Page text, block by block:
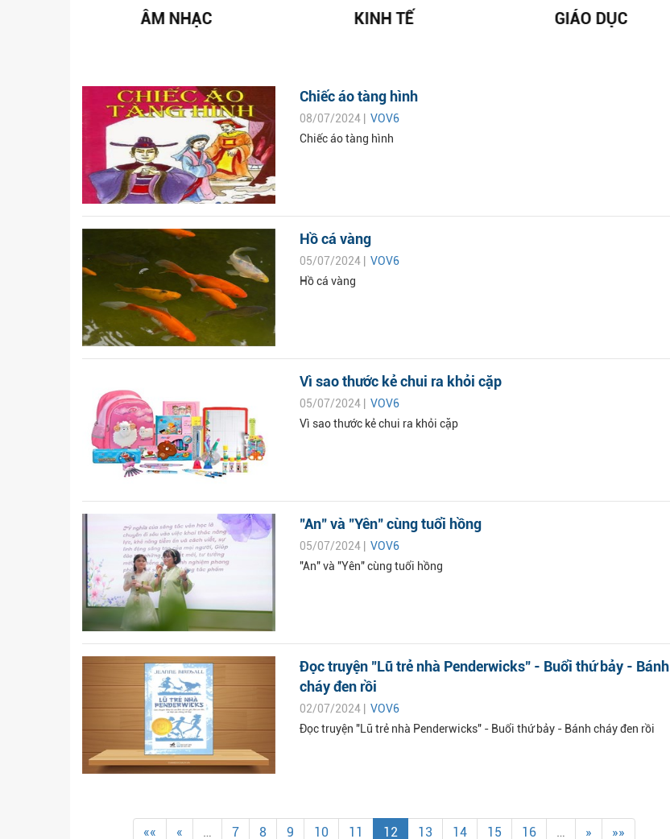
ÂM NHẠC KINH TẾ GIÁO DỤC
Chiếc áo tàng hình
08/07/2024 | VOV6
Chiếc áo tàng hình
Hồ cá vàng
05/07/2024 | VOV6
Hồ cá vàng
Vì sao thước kẻ chui ra khỏi cặp
05/07/2024 | VOV6
Vì sao thước kẻ chui ra khỏi cặp
"An" và "Yên" cùng tuổi hồng
05/07/2024 | VOV6
"An" và "Yên" cùng tuổi hồng
Đọc truyện "Lũ trẻ nhà Penderwicks" - Buổi thứ bảy - Bánh
cháy đen rồi
02/07/2024 | VOV6
Đọc truyện "Lũ trẻ nhà Penderwicks" - Buổi thứ bảy - Bánh cháy đen rồi
«« « … 7 8 9 10 11 12 13 14 15 16 … » »»